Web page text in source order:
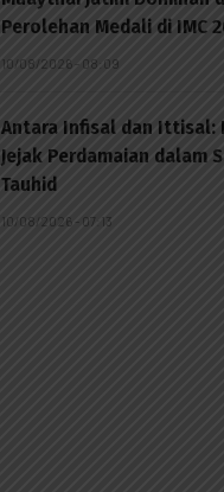
Perolehan Medali di IMC
10/08/2026 - 08:09
Antara Infisal dan Ittisal:
Jejak Perdamaian dalam
Tauhid
10/08/2026 - 07:13